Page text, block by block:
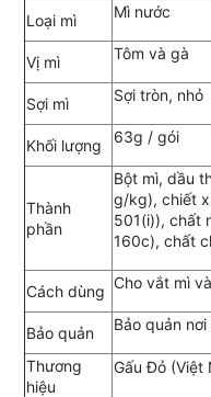
Loại mì Mì nước
Vị mì Tôm và gà
Sợi mì Sợi tròn, nhỏ
Khối lượng 63g / gói
Thành
phần
Bột mì, dầu
g/kg), chiết
501(i)), chất
160c), chất
Cách dùng Cho vắt mì
Bảo quản Bảo quản
Thương
hiệu
Gấu Đỏ (Việt